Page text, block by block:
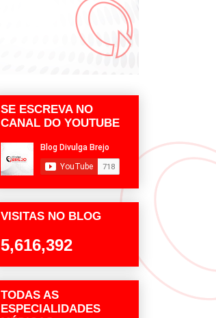
SE ESCREVA NO
CANAL DO YOUTUBE
VISITAS NO BLOG
5,616,392
TODAS AS
ESPECIALIDADES